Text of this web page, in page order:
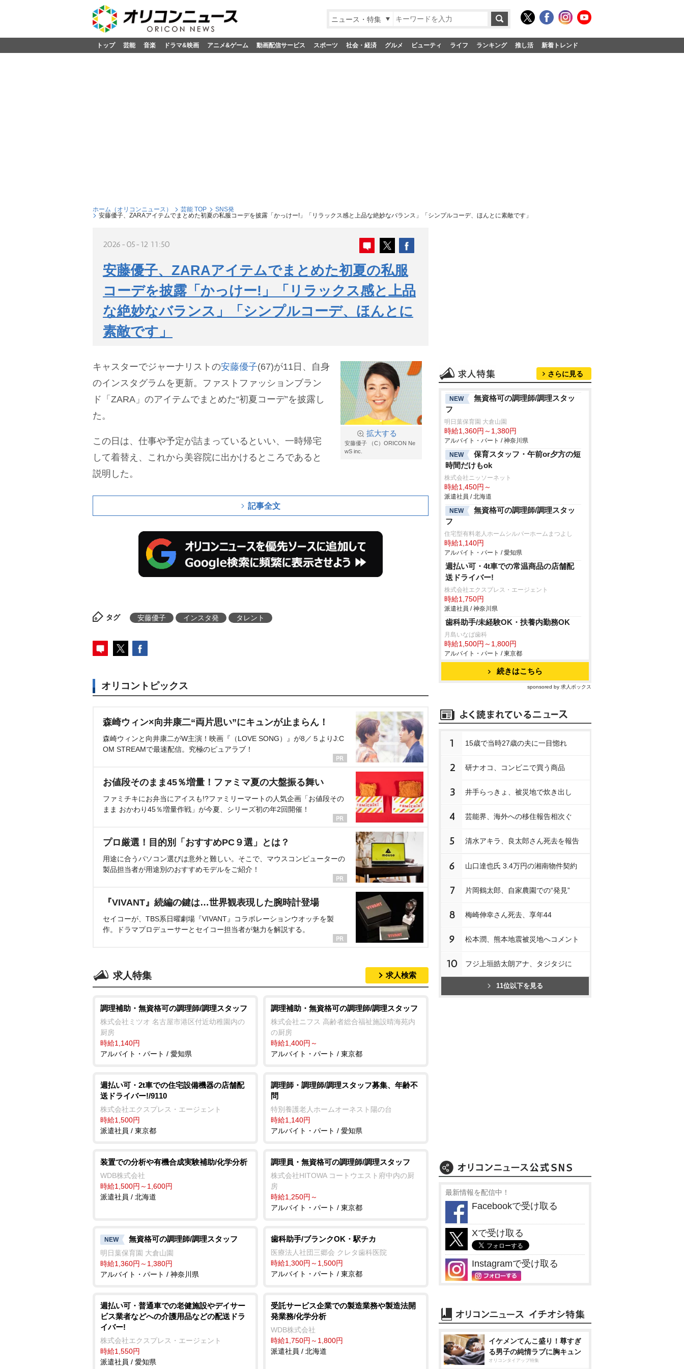
ニュース・特集
トップ 芸能 音楽 ドラマ&映画 アニメ&ゲーム 動画配信サービス スポーツ 社会・経済 グルメ ビューティ ライフ ランキング 推し活 新着トレンド
ホーム（オリコンニュース） 芸能 TOP
SNS発
安藤優子、ZARAアイテムでまとめた初夏の私服コーデを披露「かっけー!」「リラックス感と上品な絶妙なバランス」「シンプルコーデ、ほんとに素敵です」
2026-05-12 11:50
安藤優子、ZARAアイテムでまとめた初夏の私服
コーデを披露「かっけー!」「リラックス感と上品
な絶妙なバランス」「シンプルコーデ、ほんとに
素敵です」
拡大する
安藤優子 （C）ORICON Ne
wS inc.
キャスターでジャーナリストの安藤優子(67)が11日、自身
のインスタグラムを更新。ファストファッションブラン
ド「ZARA」のアイテムでまとめた“初夏コーデ”を披露し
た。
この日は、仕事や予定が詰まっているといい、一時帰宅
して着替え、これから美容院に出かけるところであると
説明した。
記事全文
タグ 安藤優子 インスタ発 タレント
オリコントピックス
森崎ウィン×向井康二“両片思い”にキュンが止まらん！
森崎ウィンと向井康二がW主演！映画『（LOVE SONG）』が8／５よりJ:C
OM STREAMで最速配信。究極のピュアラブ！
お値段そのまま45％増量！ファミマ夏の大盤振る舞い
ファミチキにお弁当にアイスも!?ファミリーマートの人気企画「お値段その
まま おかわり45％増量作戦」が今夏、シリーズ初の年2回開催！
プロ厳選！目的別「おすすめPC９選」とは？
用途に合うパソコン選びは意外と難しい。そこで、マウスコンピューターの
製品担当者が用途別のおすすめモデルをご紹介！
『VIVANT』続編の鍵は…世界観表現した腕時計登場
セイコーが、TBS系日曜劇場『VIVANT』コラボレーションウオッチを製
作。ドラマプロデューサーとセイコー担当者が魅力を解説する。
求人特集 求人検索
調理補助・無資格可の調理師/調理スタッフ
株式会社ミツオ 名古屋市港区付近幼稚園内の
厨房
時給1,140円
アルバイト・パート / 愛知県
調理補助・無資格可の調理師/調理スタッフ
株式会社ニフス 高齢者総合福祉施設晴海苑内
の厨房
時給1,400円～
アルバイト・パート / 東京都
週払い可・2t車での住宅設備機器の店舗配
送ドライバー!/9110
株式会社エクスプレス・エージェント
時給1,500円
派遣社員 / 東京都
調理師・調理師/調理スタッフ募集、年齢不
問
特別養護老人ホームオーネスト陽の台
時給1,140円
アルバイト・パート / 愛知県
装置での分析や有機合成実験補助/化学分析
WDB株式会社
時給1,500円～1,600円
派遣社員 / 北海道
調理員・無資格可の調理師/調理スタッフ
株式会社HITOWA コートウエスト府中内の厨
房
時給1,250円～
アルバイト・パート / 東京都
NEW 無資格可の調理師/調理スタッフ
明日葉保育園 大倉山園
時給1,360円～1,380円
アルバイト・パート / 神奈川県
歯科助手/ブランクOK・駅チカ
医療法人社団三郷会 クレタ歯科医院
時給1,300円～1,500円
アルバイト・パート / 東京都
週払い可・普通車での老健施設やデイサー
ビス業者などへの介護用品などの配送ドラ
イバー!
株式会社エクスプレス・エージェント
時給1,550円
派遣社員 / 愛知県
受託サービス企業での製造業務や製造法開
発業務/化学分析
WDB株式会社
時給1,750円～1,800円
派遣社員 / 北海道
さらに見る
NEW
無資格可の調理師/調理スタッ
フ
明日葉保育園 大倉山園
時給1,360円～1,380円
アルバイト・パート / 神奈川県
NEW
保育スタッフ・午前or夕方の短
時間だけもok
株式会社ニッソーネット
時給1,450円～
派遣社員 / 北海道
NEW
無資格可の調理師/調理スタッ
フ
住宅型有料老人ホームシルバーホームまつよし
時給1,140円
アルバイト・パート / 愛知県
週払い可・4t車での常温商品の店舗配
送ドライバー!
株式会社エクスプレス・エージェント
時給1,750円
派遣社員 / 神奈川県
歯科助手/未経験OK・扶養内勤務OK
月島いなば歯科
時給1,500円～1,800円
アルバイト・パート / 東京都
続きはこちら
sponsored by 求人ボックス
1 15歳で当時27歳の夫に一目惚れ
2 研ナオコ、コンビニで買う商品
3 井手らっきょ、被災地で炊き出し
4 芸能界、海外への移住報告相次ぐ
5 清水アキラ、良太郎さん死去を報告
6 山口達也氏 3.4万円の湘南物件契約
7 片岡鶴太郎、自家農園での“発見”
8 梅崎伸幸さん死去、享年44
9 松本潤、熊本地震被災地へコメント
10 フジ上垣皓太朗アナ、タジタジに
11位以下を見る
最新情報を配信中！
Facebookで受け取る
Xで受け取る
Instagramで受け取る
イケメンてんこ盛り！尊すぎ
る男子の純情ラブに胸キュン
オリコンタイアップ特集